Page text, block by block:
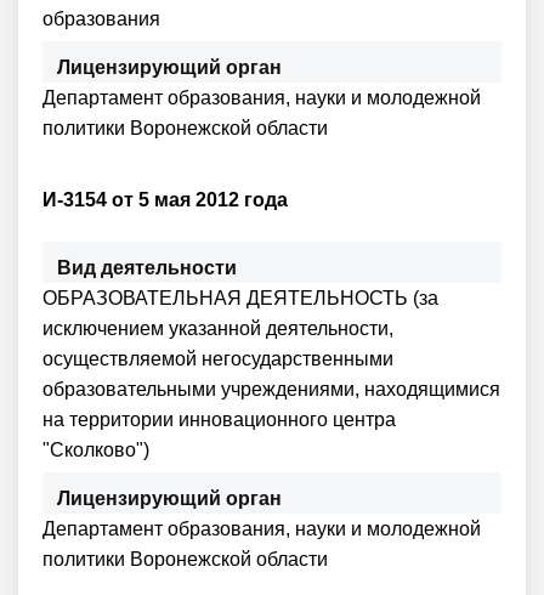
образования
Лицензирующий орган
Департамент образования, науки и молодежной
политики Воронежской области
И-3154 от 5 мая 2012 года
Вид деятельности
ОБРАЗОВАТЕЛЬНАЯ ДЕЯТЕЛЬНОСТЬ (за
исключением указанной деятельности,
осуществляемой негосударственными
образовательными учреждениями, находящимися
на территории инновационного центра
"Сколково")
Лицензирующий орган
Департамент образования, науки и молодежной
политики Воронежской области